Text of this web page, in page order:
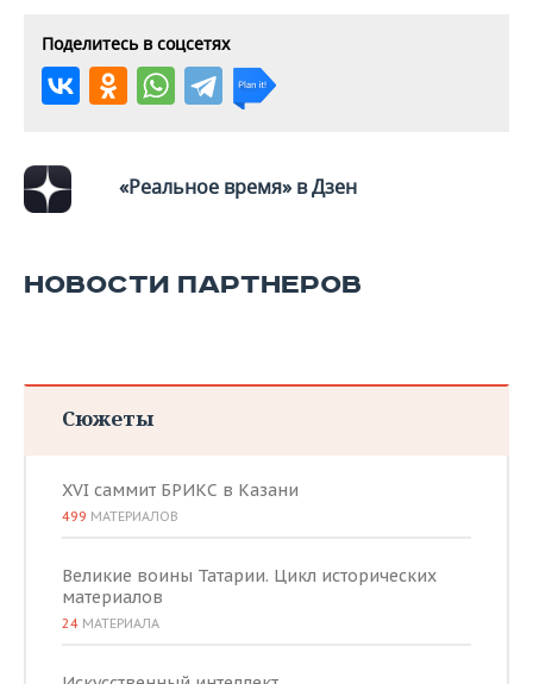
Поделитесь в соцсетях
«Реальное время» в Дзен
НОВОСТИ ПАРТНЕРОВ
Сюжеты
XVI саммит БРИКС в Казани
499 МАТЕРИАЛОВ
Великие воины Татарии. Цикл исторических
материалов
24 МАТЕРИАЛА